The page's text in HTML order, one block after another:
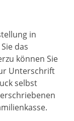
in
das
können Sie
Unterschrift
selbst